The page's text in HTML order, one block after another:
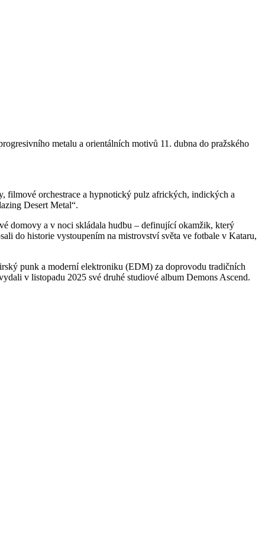
metalu a orientálních motivů 11. dubna do pražského
filmové orchestrace a hypnotický pulz afrických, indických a
Desert Metal“.
domovy a v noci skládala hudbu – definující okamžik, který
do historie vystoupením na mistrovství světa ve fotbale v Kataru,
punk a moderní elektroniku (EDM) za doprovodu tradičních
v listopadu 2025 své druhé studiové album Demons Ascend.